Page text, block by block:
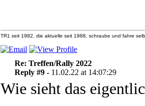
TR1 seit 1982, die aktuelle seit 1988, schraube und fahre
Re: Treffen/Rally 2022
Reply #9 - 11.02.22 at 14:07:29
Wie sieht das